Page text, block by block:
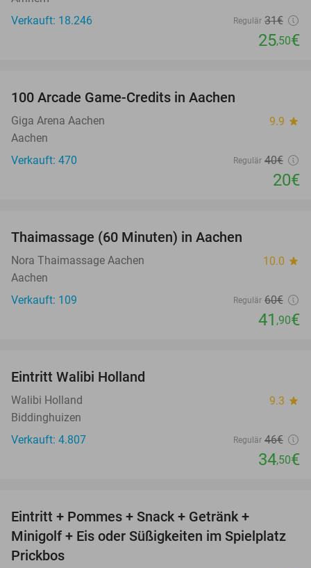
Verkauft: 18.246
Regulär 31€
25,50€
100 Arcade Game-Credits in Aachen
Giga Arena Aachen 9.9 star
Aachen
Verkauft: 470
Regulär 40€
20€
Thaimassage (60 Minuten) in Aachen
Nora Thaimassage Aachen 10.0 star
Aachen
Verkauft: 109
Regulär 60€
41 ,90€
Eintritt Walibi Holland
Walibi Holland 9.3 star
Biddinghuizen
Verkauft: 4.807
Regulär 46€
34,50€
Eintritt + Pommes + Snack + Getränk +
Minigolf + Eis oder Süßigkeiten im Spielplatz
Prickbos